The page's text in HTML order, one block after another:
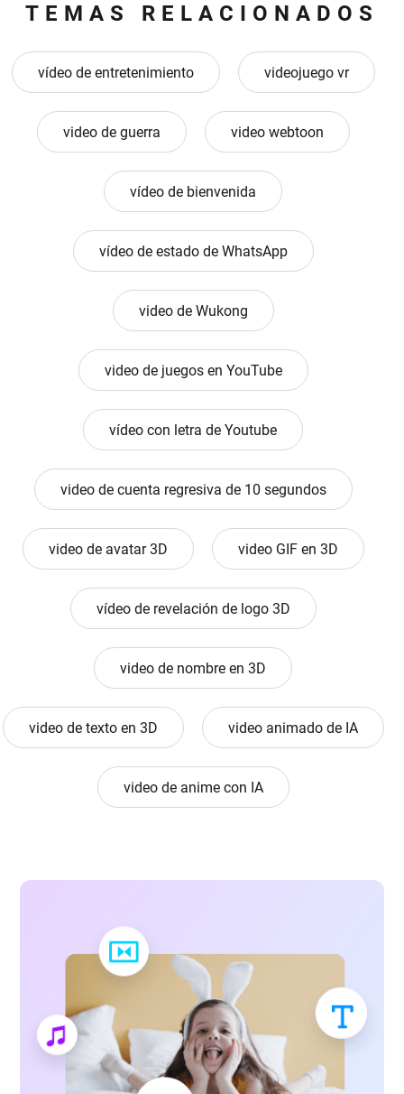
TEMAS RELACIONADOS
vídeo de entretenimiento videojuego vr
video de guerra video webtoon
vídeo de bienvenida
vídeo de estado de WhatsApp
video de Wukong
video de juegos en YouTube
vídeo con letra de Youtube
video de cuenta regresiva de 10 segundos
video de avatar 3D video GIF en 3D
vídeo de revelación de logo 3D
video de nombre en 3D
video de texto en 3D video animado de IA
video de anime con IA